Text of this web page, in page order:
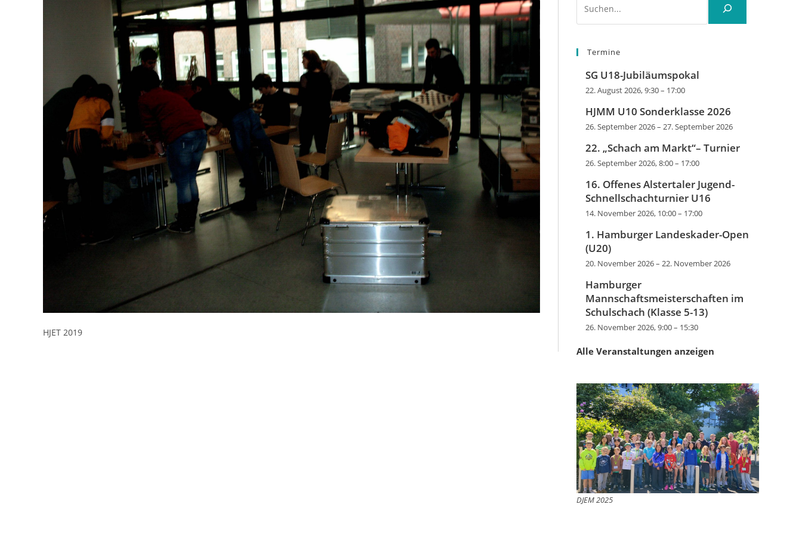
HJET 2019
Termine
SG U18-Jubiläumspokal
22. August 2026, 9:30– 17:00
HJMM U10 Sonderklasse 2026
26. September 2026– 27. September 2026
22. „Schach am Markt“– Turnier
26. September 2026, 8:00– 17:00
16. Offenes Alstertaler Jugend-
Schnellschachturnier U16
14. November 2026, 10:00– 17:00
1. Hamburger Landeskader-Open
(U20)
20. November 2026– 22. November 2026
Hamburger
Mannschaftsmeisterschaften im
Schulschach (Klasse 5-13)
26. November 2026, 9:00– 15:30
Alle Veranstaltungen anzeigen
DJEM 2025